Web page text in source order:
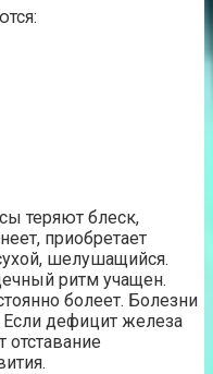
теряют блеск,
приобретает
шелушащийся.
ритм учащен.
болеет. Болезни
дефицит железа
отставание